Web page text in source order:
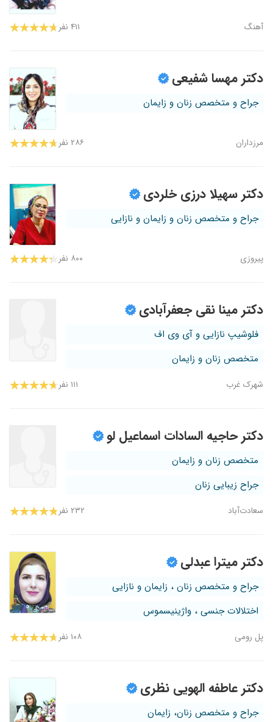
آهنگ ۴۱۱ نفر
دکتر مهسا شفیعی
جراح و متخصص زنان و زایمان
مرزداران ۲۸۶ نفر
دکتر سهیلا درزی خلردی
جراح و متخصص زنان و زایمان و نازایی
پیروزی ۸۰۰ نفر
دکتر مینا نقی جعفرآبادی
فلوشیپ نازایی و آی وی اف
متخصص زنان و زایمان
شهرک غرب ۱۱۱ نفر
دکتر حاجیه السادات اسماعیل لو
متخصص زنان و زایمان
جراح زیبایی زنان
سعادت‌آباد ۲۳۲ نفر
دکتر میترا عبدلی
جراح و متخصص زنان ، زایمان و نازایی
اختلالات جنسی ، واژینیسموس
پل رومی ۱۰۸ نفر
دکتر عاطفه الهویی نظری
جراح و متخصص زنان، زایمان